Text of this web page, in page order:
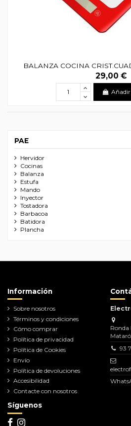
BALANZA COCINA
29,00 €
PAE
Hervidor
Cocinas
Balanza
Estufa
Mando
Inyector
Tostadora
Barbacoa
Batidora
Plancha
Información
Sobre nosotros
Términos y condiciones
Cómo comprar
Política de privacidad
Política de Cookies
Envío
Política de devoluciones
Accesibilidad
Contacte con nosotros
Ronda
93
Síguenos